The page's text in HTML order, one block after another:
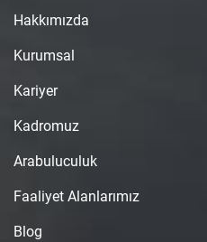
Hakkımızda
Kurumsal
Kariyer
Kadromuz
Arabuluculuk
Faaliyet Alanlarımız
Blog